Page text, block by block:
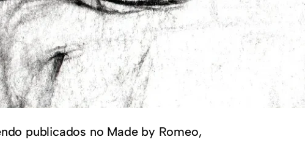
publicados no Made by Romeo,